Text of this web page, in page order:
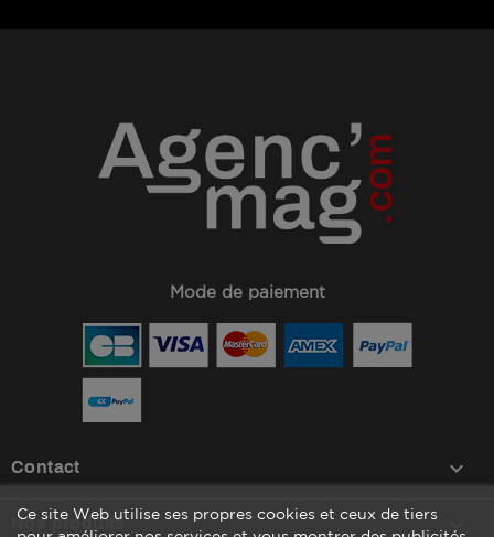
Mode de paiement
Contact keyboard_arrow_down
Nos produits 
Ce site Web utilise ses propres cookies et ceux de tiers